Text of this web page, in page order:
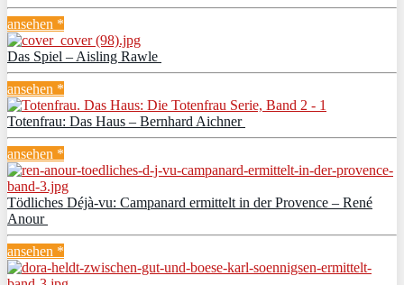
ansehen *
Das Spiel – Aisling Rawle
ansehen *
Totenfrau: Das Haus – Bernhard Aichner
ansehen *
Tödliches Déjà-vu: Campanard ermittelt in der Provence – René
Anour
ansehen *